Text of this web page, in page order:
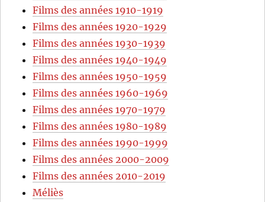
Films des années 1910-1919
Films des années 1920-1929
Films des années 1930-1939
Films des années 1940-1949
Films des années 1950-1959
Films des années 1960-1969
Films des années 1970-1979
Films des années 1980-1989
Films des années 1990-1999
Films des années 2000-2009
Films des années 2010-2019
Méliès